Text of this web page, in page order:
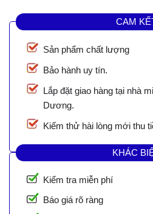
CAM
Sản phẩm chất lượng
Bảo hành uy tín.
Lắp đặt giao hàng tại nhà
Dương.
Kiểm thử hài lòng mới thu
KHÁC
Kiểm tra miễn phí
Báo giá rõ ràng